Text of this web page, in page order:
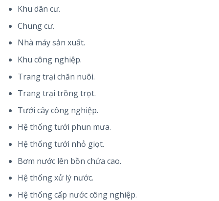
Khu dân cư.
Chung cư.
Nhà máy sản xuất.
Khu công nghiệp.
Trang trại chăn nuôi.
Trang trại trồng trọt.
Tưới cây công nghiệp.
Hệ thống tưới phun mưa.
Hệ thống tưới nhỏ giọt.
Bơm nước lên bồn chứa cao.
Hệ thống xử lý nước.
Hệ thống cấp nước công nghiệp.